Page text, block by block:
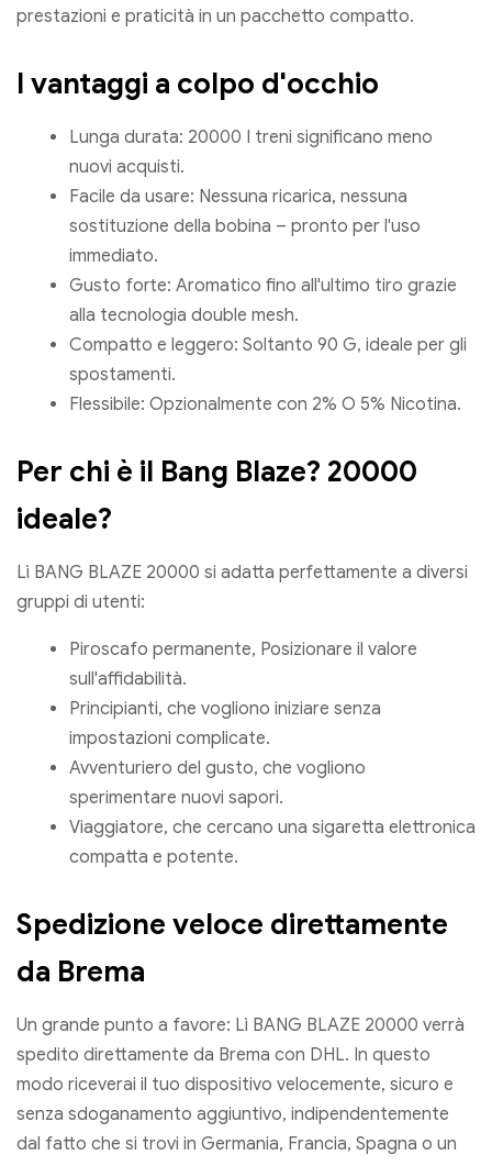
prestazioni e praticità in un pacchetto compatto.
I vantaggi a colpo d'occhio
Lunga durata: 20000 I treni significano meno
nuovi acquisti.
Facile da usare: Nessuna ricarica, nessuna
sostituzione della bobina – pronto per l'uso
immediato.
Gusto forte: Aromatico fino all'ultimo tiro grazie
alla tecnologia double mesh.
Compatto e leggero: Soltanto 90 G, ideale per gli
spostamenti.
Flessibile: Opzionalmente con 2% O 5% Nicotina.
Per chi è il Bang Blaze? 20000
ideale?
Lì BANG BLAZE 20000 si adatta perfettamente a diversi
gruppi di utenti:
Piroscafo permanente, Posizionare il valore
sull'affidabilità.
Principianti, che vogliono iniziare senza
impostazioni complicate.
Avventuriero del gusto, che vogliono
sperimentare nuovi sapori.
Viaggiatore, che cercano una sigaretta elettronica
compatta e potente.
Spedizione veloce direttamente
da Brema
Un grande punto a favore: Lì BANG BLAZE 20000 verrà
spedito direttamente da Brema con DHL. In questo
modo riceverai il tuo dispositivo velocemente, sicuro e
senza sdoganamento aggiuntivo, indipendentemente
dal fatto che si trovi in ​​Germania, Francia, Spagna o un